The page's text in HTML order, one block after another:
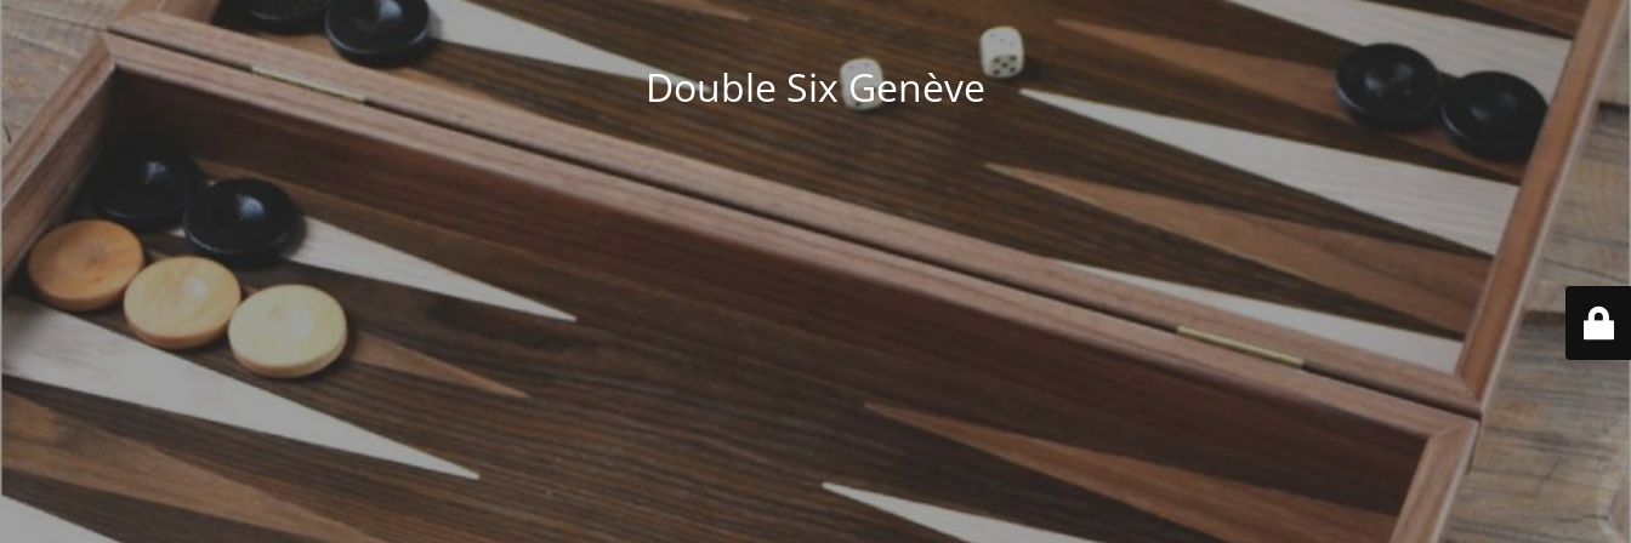
Double Six Genève